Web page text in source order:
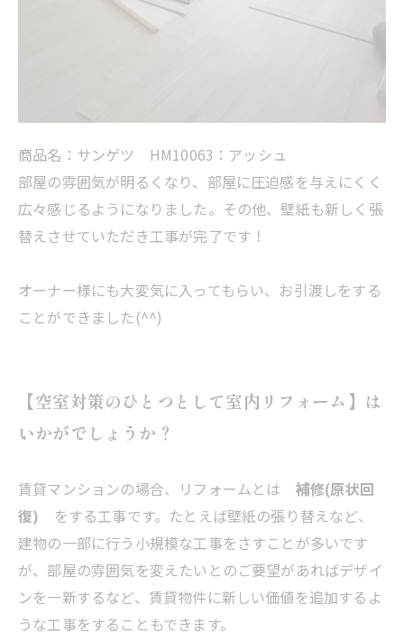
商品名：サンゲツ HM10063：アッシュ
部屋の雰囲気が明るくなり、部屋に圧迫感を与えにくく
広々感じるようになりました。その他、壁紙も新しく張
替えさせていただき工事が完了です！
オーナー様にも大変気に入ってもらい、お引渡しをする
ことができました(^^)
【空室対策のひとつとして室内リフォーム】は
いかがでしょうか？
賃貸マンションの場合、リフォームとは 補修(原状回
復) をする工事です。たとえば壁紙の張り替えなど、
建物の一部に行う小規模な工事をさすことが多いです
が、部屋の雰囲気を変えたいとのご要望があればデザイ
ンを一新するなど、賃貸物件に新しい価値を追加するよ
うな工事をすることもできます。